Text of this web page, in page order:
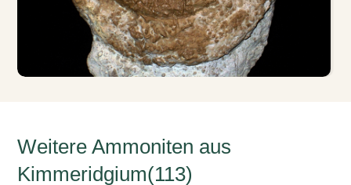
Weitere Ammoniten aus
Kimmeridgium(113)